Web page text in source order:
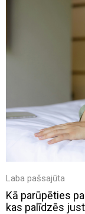
Laba pašsajūta
Kā parūpēties
kas palīdzēs